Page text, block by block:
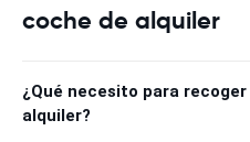
coche de alquiler
¿Qué necesito para
alquiler?